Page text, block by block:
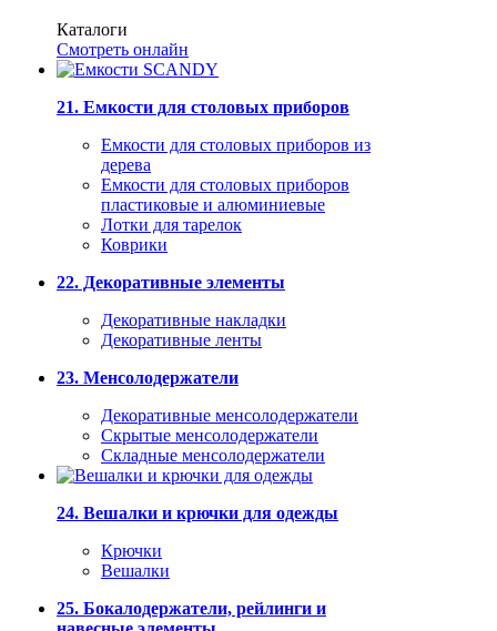
Каталоги
Смотреть онлайн
21. Емкости для столовых приборов
Емкости для столовых приборов из
дерева
Емкости для столовых приборов
пластиковые и алюминиевые
Лотки для тарелок
Коврики
22. Декоративные элементы
Декоративные накладки
Декоративные ленты
23. Менсолодержатели
Декоративные менсолодержатели
Скрытые менсолодержатели
Складные менсолодержатели
24. Вешалки и крючки для одежды
Крючки
Вешалки
25. Бокалодержатели, рейлинги и